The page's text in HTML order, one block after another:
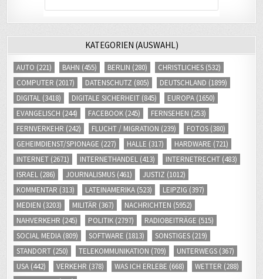
AUTO(221) BAHN(455) BERLIN(280) CHRISTLICHES(532)
COMPUTER
(2017) DATENSCHUTZ (805) DEUTSCHLAND(1899)
DIGITAL (3418) DIGITALE SICHERHEIT(845) EUROPA(1650)
EVANGELISCH (244) FACEBOOK(245) FERNSEHEN(253)
FERNVERKEHR(242) FLUCHT / MIGRATION(239) FOTOS
GEHEIMDIENST/SPIONAGE(227) HALLE (317) HARDWARE(721)
INTERNET(2671) INTERNETHANDEL(413) INTERNETRECHT(483)
ISRAEL(286) JOURNALISMUS(461) JUSTIZ
(1012)
KOMMENTAR
(313) LATEINAMERIKA (523) LEIPZIG
MEDIEN(3203) MILITÄR(367) NACHRICHTEN(5952)
NAHVERKEHR(245) POLITIK (2797) RADIOBEITRÄGE
SOCIAL MEDIA (809) SOFTWARE(1813) SONSTIGES(219)
STANDORT(250) TELEKOMMUNIKATION (709) UNTERWEGS
USA(442) VERKEHR(378) WAS ICH ERLEBE (668) WETTER(288)
WIRTSCHAFT(713)